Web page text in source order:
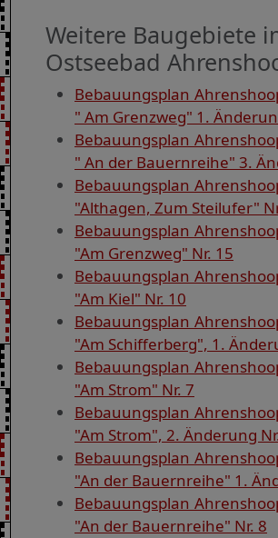
Weitere Baugebiete
Ostseebad
Bebauungsplan
" Am Grenzweg" 1.
Bebauungsplan
" An der Bauernreihe" 3.
Bebauungsplan
"Althagen, Zum Steilufer"
Bebauungsplan
"Am Grenzweg" Nr. 15
Bebauungsplan
"Am Kiel" Nr. 10
Bebauungsplan
"Am Schifferberg", 1.
Bebauungsplan
"Am Strom" Nr. 7
Bebauungsplan
"Am Strom", 2. Änderung
Bebauungsplan
"An der Bauernreihe" 1.
Bebauungsplan
"An der Bauernreihe" Nr. 8